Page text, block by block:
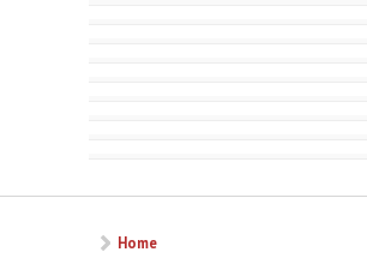
Home